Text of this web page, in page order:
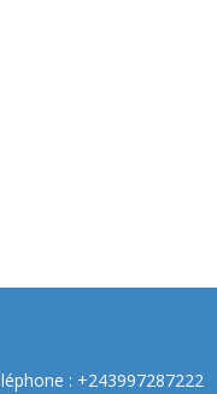
: +243997287222